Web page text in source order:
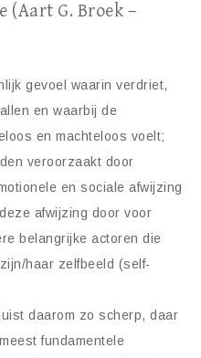
(Aart G. Broek –
gevoel waarin verdriet,
en waarbij de
en machteloos voelt;
veroorzaakt door
en sociale afwijzing
afwijzing door voor
belangrijke actoren die
haar zelfbeeld (self-
daarom zo scherp, daar
fundamentele